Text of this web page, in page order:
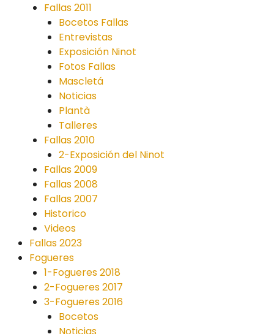
Fallas 2011
Bocetos Fallas
Entrevistas
Exposición Ninot
Fotos Fallas
Mascletá
Noticias
Plantà
Talleres
Fallas 2010
2-Exposición del Ninot
Fallas 2009
Fallas 2008
Fallas 2007
Historico
Videos
Fallas 2023
Fogueres
1-Fogueres 2018
2-Fogueres 2017
3-Fogueres 2016
Bocetos